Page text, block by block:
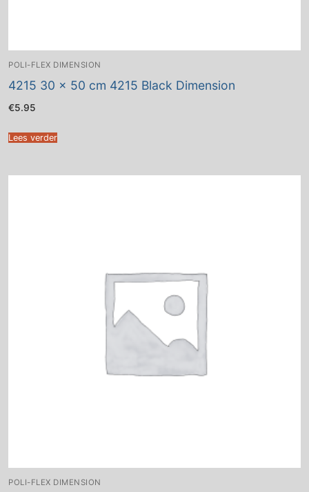
POLI-FLEX DIMENSION
4215 30 x 50 cm 4215 Black Dimension
€5.95
Lees verder
POLI-FLEX DIMENSION